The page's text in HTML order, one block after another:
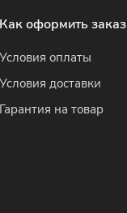
Как оформить заказ
Условия оплаты
Условия доставки
Гарантия на товар